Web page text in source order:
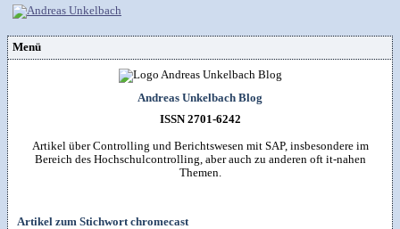
Menü
unkelbach.expert
Internet (149)
Office (90)
RSS-Feed
Apps für Android
Webempfehlungen
Workshop & Seminar
Autorenleben
Weitere Projekte
Impressum&Datenschutzerklärung
Andreas Unkelbach Blog
ISSN 2701-6242
Artikel über Controlling und Berichtswesen mit SAP, insbesondere im
Bereich des Hochschulcontrolling, aber auch zu anderen oft it-nahen
Themen.
Artikel zum Stichwort chromecast